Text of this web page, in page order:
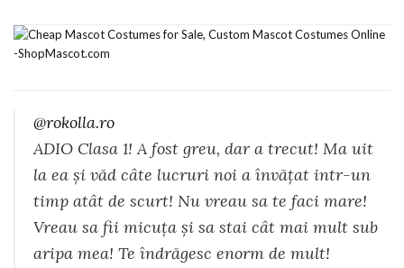
@rokolla.ro
ADIO Clasa 1! A fost greu, dar a trecut! Ma uit
la ea și văd câte lucruri noi a învățat intr-un
timp atât de scurt! Nu vreau sa te faci mare!
Vreau sa fii micuța și sa stai cât mai mult sub
aripa mea! Te îndrăgesc enorm de mult!